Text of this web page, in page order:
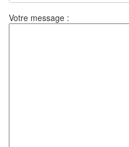
Votre message :